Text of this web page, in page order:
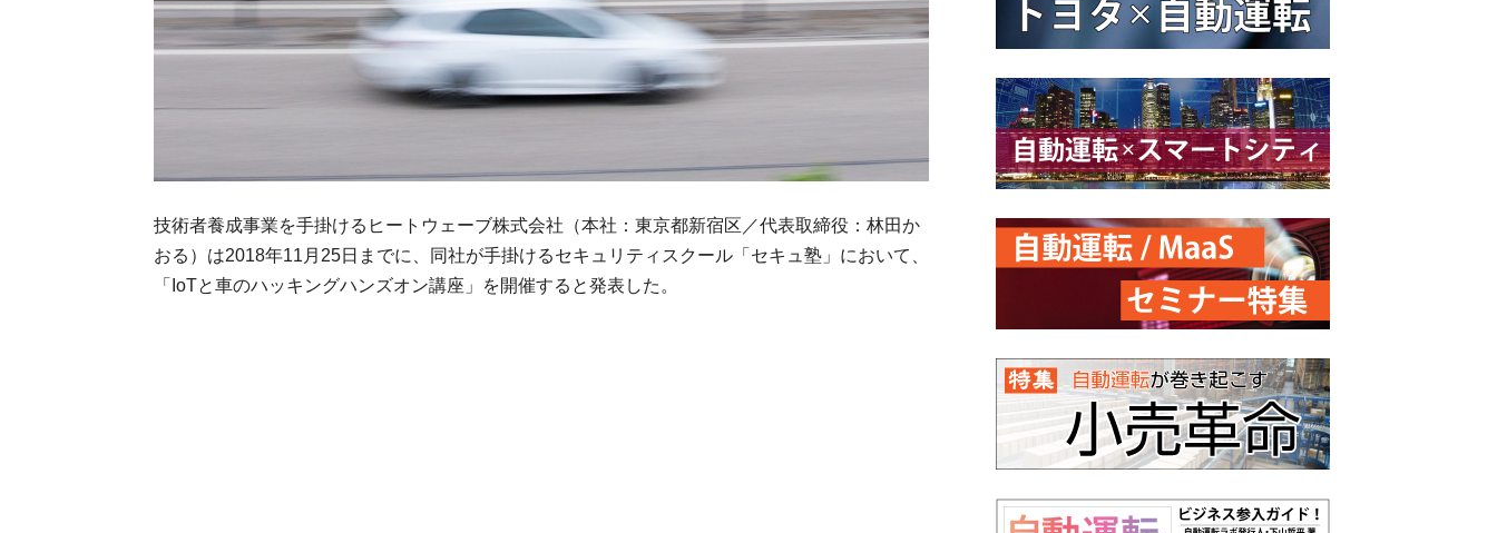
技術者養成事業を手掛けるヒートウェーブ株式会社（本社：東京都新宿区／代表取締役：林田か
おる）は2018年11月25日までに、同社が手掛けるセキュリティスクール「セキュ塾」において、
「IoTと車のハッキングハンズオン講座」を開催すると発表した。